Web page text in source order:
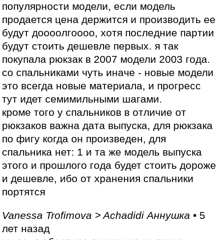
популярности модели, если модель
продается цена держится и производить ее
будут доооолгоооо, хотя последние партии
будут стоить дешевле первых. я так
покупала рюкзак в 2007 модели 2003 года.
со спальниками чуть иначе - новые модели
это всегда новые материала, и прогресс
тут идет семимильными шагами.
кроме того у спальников в отличие от
рюкзаков важна дата выпуска, для рюкзака
по фигу когда он произведен, для
спальника нет: 1 и та же модель выпуска
этого и прошлого года будет стоить дороже
и дешевле, ибо от хранения спальники
портятся
Vanessa Trofimova > Achadidi Аннушка • 5
лет назад